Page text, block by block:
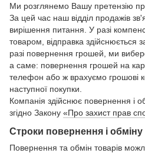
Ми розглянемо Вашу претензію
За цей час наш відділ продажів
вирішення питання. У разі
товаром, відправка здійснюється
разі повернення грошей, ми
а саме: повернення грошей на
телефон або ж врахуємо грошові
наступної покупки.
Компанія здійснює повернення і
згідно Закону «Про захист прав
Строки повернення і обміну
Повернення та обмін товарів